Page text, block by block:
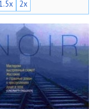
17:13
26:14
13:41
17:49
2x